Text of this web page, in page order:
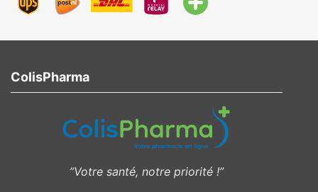
ColisPharma
”Votre santé, notre priorité !”